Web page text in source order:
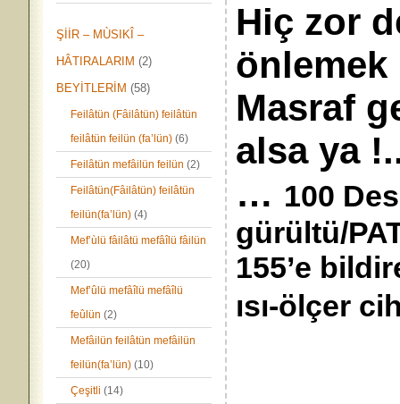
ŞİİR – MÙSIKÎ –
HÂTIRALARIM (2)
BEYİTLERİM (58)
Feilâtün (Fâilâtün) feilâtün
feilâtün feilün (fa’lün) (6)
Feilâtün mefâilün feilün (2)
Feilâtün(Fâilâtün) feilâtün
feilün(fa’lün) (4)
Mef’ùlü fâilâtü mefâîlü fâilün
(20)
Mef’ûlü mefâîlü mefâîlü
feûlün (2)
Mefâilün feilâtün mefâilün
feilün(fa’lün) (10)
Çeşitli (14)
Hiç zor
Masraf
alsa ya
… 100
gürültü/
155’e
ısı-ölçer